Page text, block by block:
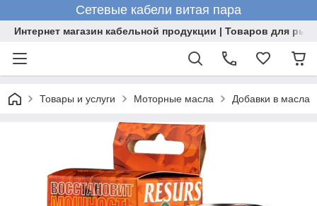
Сетевые кабели витая пара
Интернет магазин кабельной продукции | Товаров для
Товары и услуги Моторные масла Добавки в масла